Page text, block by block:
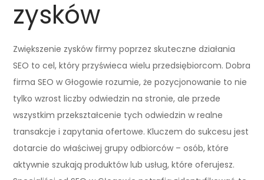
zysków
Zwiększenie zysków firmy poprzez skuteczne działania
SEO to cel, który przyświeca wielu przedsiębiorcom. Dobra
firma SEO w Głogowie rozumie, że pozycjonowanie to nie
tylko wzrost liczby odwiedzin na stronie, ale przede
wszystkim przekształcenie tych odwiedzin w realne
transakcje i zapytania ofertowe. Kluczem do sukcesu jest
dotarcie do właściwej grupy odbiorców – osób, które
aktywnie szukają produktów lub usług, które oferujesz.